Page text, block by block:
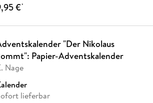
€*
"Der Nikolaus
Papier-Adventskalender
Nage
lieferbar